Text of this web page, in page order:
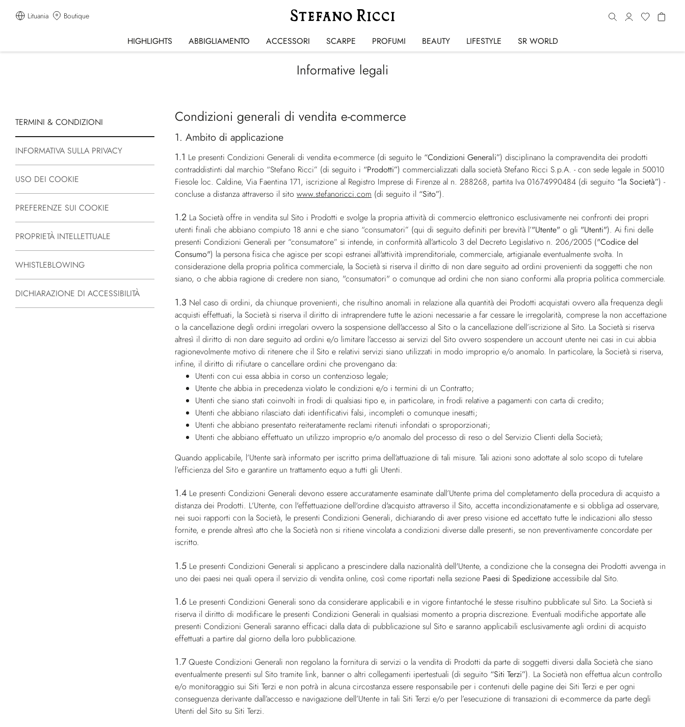
Lituania Boutique
HIGHLIGHTS ABBIGLIAMENTO ACCESSORI SCARPE PROFUMI BEAUTY LIFESTYLE SR WORLD
Informative legali
TERMINI & CONDIZIONI
INFORMATIVA SULLA PRIVACY
USO DEI COOKIE
PREFERENZE SUI COOKIE
PROPRIETÀ INTELLETTUALE
WHISTLEBLOWING
DICHIARAZIONE DI ACCESSIBILITÀ
Condizioni generali di vendita e-commerce
1. Ambito di applicazione
1.1 Le presenti Condizioni Generali di vendita e-commerce (di seguito le “Condizioni Generali”) disciplinano la compravendita dei prodotti
contraddistinti dal marchio “Stefano Ricci” (di seguito i “Prodotti”) commercializzati dalla società Stefano Ricci S.p.A. - con sede legale in 50010
Fiesole loc. Caldine, Via Faentina 171, iscrizione al Registro Imprese di Firenze al n. 288268, partita Iva 01674990484 (di seguito “la Società”) -
concluse a distanza attraverso il sitowww.stefanoricci.com (di seguito il “Sito”).
1.2 La Società offre in vendita sul Sito i Prodotti e svolge la propria attività di commercio elettronico esclusivamente nei confronti dei propri
utenti finali che abbiano compiuto 18 anni e che siano “consumatori” (qui di seguito definiti per brevità l’"Utente" o gli "Utenti"). Ai fini delle
presenti Condizioni Generali per “consumatore” si intende, in conformità all’articolo 3 del Decreto Legislativo n. 206/2005 ("Codice del
Consumo") la persona fisica che agisce per scopi estranei all'attività imprenditoriale, commerciale, artigianale eventualmente svolta. In
considerazione della propria politica commerciale, la Società si riserva il diritto di non dare seguito ad ordini provenienti da soggetti che non
siano, o che abbia ragione di credere non siano, "consumatori" o comunque ad ordini che non siano conformi alla propria politica commerciale.
1.3 Nel caso di ordini, da chiunque provenienti, che risultino anomali in relazione alla quantità dei Prodotti acquistati ovvero alla frequenza degli
acquisti effettuati, la Società si riserva il diritto di intraprendere tutte le azioni necessarie a far cessare le irregolarità, comprese la non accettazione
o la cancellazione degli ordini irregolari ovvero la sospensione dell'accesso al Sito o la cancellazione dell’iscrizione al Sito. La Società si riserva
altresì il diritto di non dare seguito ad ordini e/o limitare l’accesso ai servizi del Sito ovvero sospendere un account utente nei casi in cui abbia
ragionevolmente motivo di ritenere che il Sito e relativi servizi siano utilizzati in modo improprio e/o anomalo. In particolare, la Società si riserva,
infine, il diritto di rifiutare o cancellare ordini che provengano da:
Utenti con cui essa abbia in corso un contenzioso legale;
Utente che abbia in precedenza violato le condizioni e/o i termini di un Contratto;
Utenti che siano stati coinvolti in frodi di qualsiasi tipo e, in particolare, in frodi relative a pagamenti con carta di credito;
Utenti che abbiano rilasciato dati identificativi falsi, incompleti o comunque inesatti;
Utenti che abbiano presentato reiteratamente reclami ritenuti infondati o sproporzionati;
Utenti che abbiano effettuato un utilizzo improprio e/o anomalo del processo di reso o del Servizio Clienti della Società;
Quando applicabile, l’Utente sarà informato per iscritto prima dell’attuazione di tali misure. Tali azioni sono adottate al solo scopo di tutelare
l’efficienza del Sito e garantire un trattamento equo a tutti gli Utenti.
1.4 Le presenti Condizioni Generali devono essere accuratamente esaminate dall’Utente prima del completamento della procedura di acquisto a
distanza dei Prodotti. L’Utente, con l'effettuazione dell'ordine d'acquisto attraverso il Sito, accetta incondizionatamente e si obbliga ad osservare,
nei suoi rapporti con la Società, le presenti Condizioni Generali, dichiarando di aver preso visione ed accettato tutte le indicazioni allo stesso
fornite, e prende altresì atto che la Società non si ritiene vincolata a condizioni diverse dalle presenti, se non preventivamente concordate per
iscritto.
1.5 Le presenti Condizioni Generali si applicano a prescindere dalla nazionalità dell'Utente, a condizione che la consegna dei Prodotti avvenga in
uno dei paesi nei quali opera il servizio di vendita online, così come riportati nella sezione Paesi di Spedizione accessibile dal Sito.
1.6 Le presenti Condizioni Generali sono da considerare applicabili e in vigore fintantoché le stesse risultino pubblicate sul Sito. La Società si
riserva il diritto di modificare le presenti Condizioni Generali in qualsiasi momento a propria discrezione. Eventuali modifiche apportate alle
presenti Condizioni Generali saranno efficaci dalla data di pubblicazione sul Sito e saranno applicabili esclusivamente agli ordini di acquisto
effettuati a partire dal giorno della loro pubblicazione.
1.7 Queste Condizioni Generali non regolano la fornitura di servizi o la vendita di Prodotti da parte di soggetti diversi dalla Società che siano
eventualmente presenti sul Sito tramite link, banner o altri collegamenti ipertestuali (di seguito “Siti Terzi”). La Società non effettua alcun controllo
e/o monitoraggio sui Siti Terzi e non potrà in alcuna circostanza essere responsabile per i contenuti delle pagine dei Siti Terzi e per ogni
conseguenza derivante dall’accesso e navigazione dell’Utente in tali Siti Terzi e/o per l’esecuzione di transazioni di e-commerce da parte degli
Utenti del Sito su Siti Terzi.